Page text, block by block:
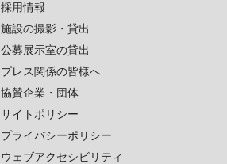
採用情報
施設の撮影・貸出
公募展示室の貸出
プレス関係の皆様へ
協賛企業・団体
サイトポリシー
プライバシーポリシー
ウェブアクセシビリティ